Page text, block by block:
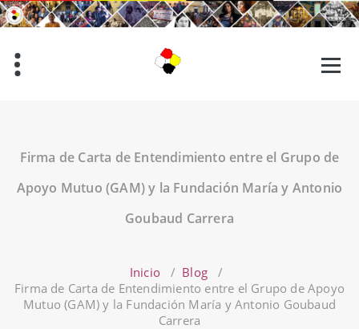
Saltar
al
Firma de Carta de Entendimiento entre el Grupo de
Apoyo Mutuo (GAM) y la Fundación María y Antonio
Goubaud Carrera
Inicio/ Blog /
Firma de Carta de Entendimiento entre el Grupo de Apoyo
Mutuo (GAM) y la Fundación María y Antonio Goubaud
Carrera